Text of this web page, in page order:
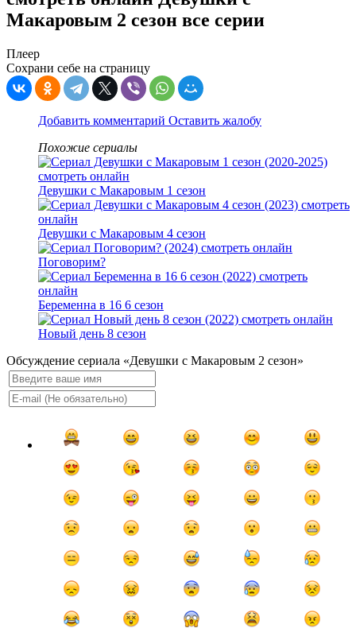
Макаровым 2 сезон все серии
Плеер
Сохрани себе на страницу
Добавить комментарий Оставить жалобу
Похожие сериалы
Девушки с Макаровым 1 сезон
Девушки с Макаровым 4 сезон
Поговорим?
Беременна в 16 6 сезон
Новый день 8 сезон
Обсуждение сериала «Девушки с Макаровым 2 сезон»